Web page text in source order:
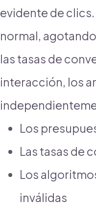
evidente de
normal,
las tasas de
interacción, los
Los
Las tasas de
Los
inválidas